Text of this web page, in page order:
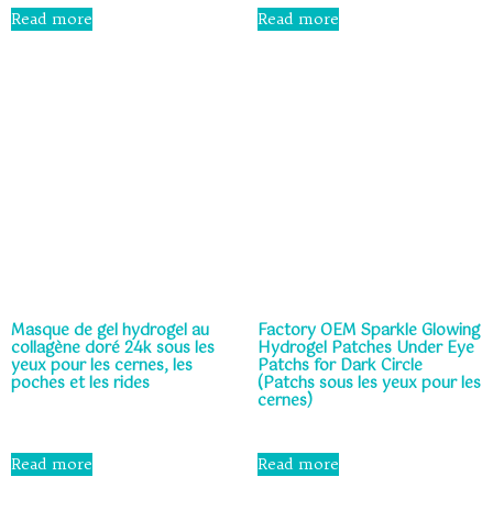
0
out
Read more
out
of
5
Read more
Masque de gel hydrogel au
collagène doré 24k sous les
yeux pour les cernes, les
poches et les rides
out
of
5
Read more
Factory OEM Sparkle Glowing
Hydrogel Patches Under Eye
Patchs for Dark Circle
(Patchs sous les yeux pour les
cernes)
0
out
Read more